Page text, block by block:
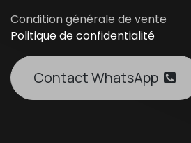
Condition générale de vente
Politique de confidentialité
Contact WhatsApp